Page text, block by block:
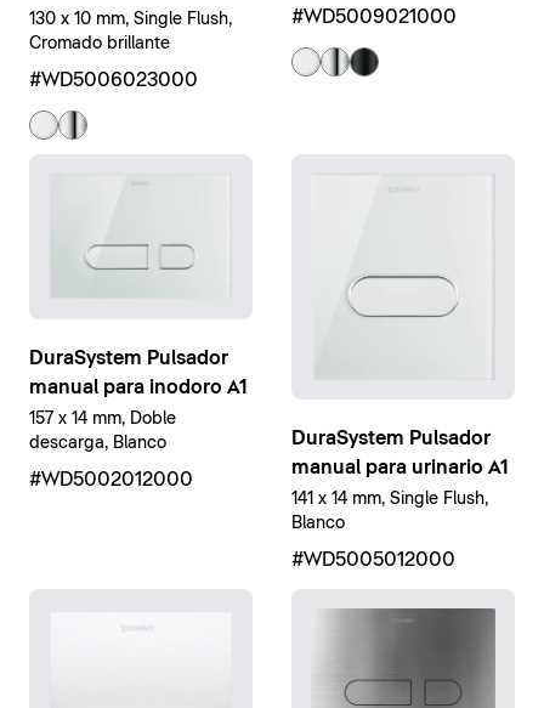
130 x 10 mm, Single Flush,
Cromado brillante
#WD5006023000
#WD5009021000
DuraSystem Pulsador
manual para inodoro A1
157 x 14 mm, Doble
descarga, Blanco
#WD5002012000
DuraSystem Pulsador
manual para urinario A1
141 x 14 mm, Single Flush,
Blanco
#WD5005012000